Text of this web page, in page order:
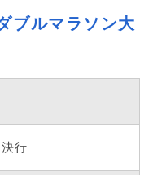
ブルマラソン大
行